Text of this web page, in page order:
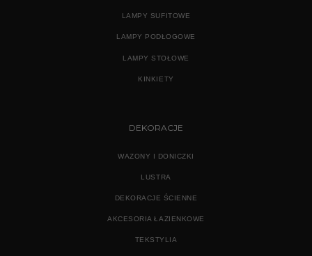
LAMPY SUFITOWE
LAMPY PODŁOGOWE
LAMPY STOŁOWE
KINKIETY
DEKORACJE
WAZONY I DONICZKI
LUSTRA
DEKORACJE ŚCIENNE
AKCESORIA ŁAZIENKOWE
TEKSTYLIA